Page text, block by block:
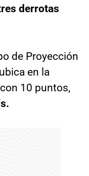
derrotas
de Proyección
en la
10 puntos,